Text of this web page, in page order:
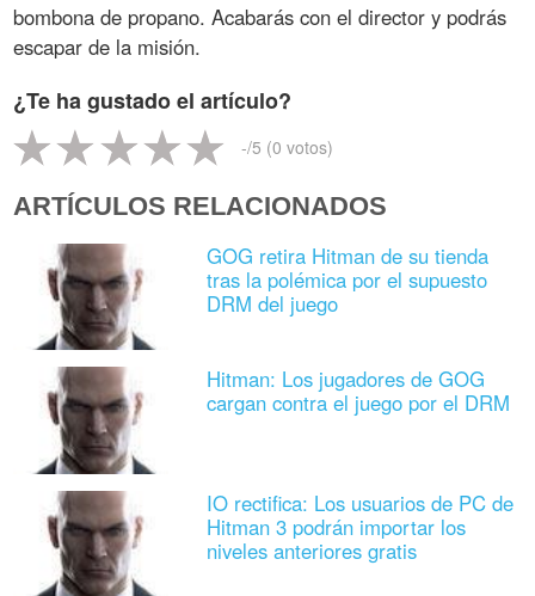
bombona de propano. Acabarás con el director y podrás
escapar de la misión.
¿Te ha gustado el artículo?
-/5 (0 votos)
ARTÍCULOS RELACIONADOS
GOG retira Hitman de su tienda
tras la polémica por el supuesto
DRM del juego
Hitman: Los jugadores de GOG
cargan contra el juego por el DRM
IO rectifica: Los usuarios de PC de
Hitman 3 podrán importar los
niveles anteriores gratis